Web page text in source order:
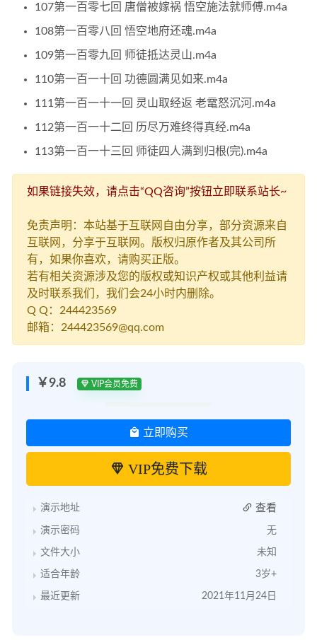
107第一百零七回 唐僧被嫁祸 悟空施法就师傅.m4a
108第一百零八回 悟空地府还魂.m4a
109第一百零九回 师徒抵达灵山.m4a
110第一百一十回 功德圆满见如来.m4a
111第一百一十一回 灵山取经返 老鼋怒沉河.m4a
112第一百一十二回 历尽万难终得真经.m4a
113第一百一十三回 师徒四人满到归根(完).m4a
如果链接失效，请点击“QQ咨询”按钮立即联系站长~
免责声明：本站基于互联网自由分享，部分资源来自
互联网，分享于互联网。版权归原作者及其公司所
有，如果你喜欢，请购买正版。
若有相关资源涉及您的版权或知识产权或其他利益请
及时联系我们，我们会24小时内删除。
Q Q：244423569
邮箱：244423569@qq.com
￥9.8 VIP会员免费
立即购买
VIP免费下载
演示地址 查看
演示密码 无
文件大小 未知
适合年龄 3岁+
最近更新 2021年11月24日